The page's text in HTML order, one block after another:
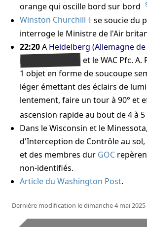
orange qui oscille bord sur bord
Winston Churchill
se soucie du
interroge le Ministre de l'Air
22:20A Heidelberg (Allemagne
B. C. Grassmoenet le WAC Pfc.
1 objet en forme de soucoupe
léger émettant des éclairs de
lentement, faire un tour à 90° et
ascension rapide au bout de 4 à
Dans le Wisconsin et le
d'Interception de Contrôle au sol,
et des membres dur GOC
non-identifiés.
Article du Washington Post.
Dernière modification le dimanche 4 mai